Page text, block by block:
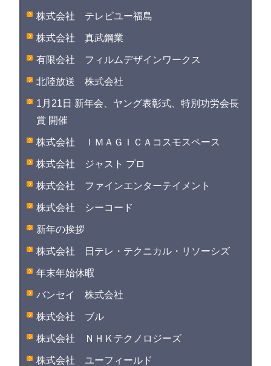
株式会社 テレビユー福島
株式会社 真武鋼業
有限会社 フィルムデザインワークス
北陸放送 株式会社
1月21日 新年会、ヤング表彰式、特別功労会長
賞 開催
株式会社 ＩＭＡＧＩＣＡコスモスペース
株式会社 ジャスト プロ
株式会社 ファインエンターテイメント
株式会社 シーコード
新年の挨拶
株式会社 日テレ・テクニカル・リソーシズ
年末年始休暇
バンセイ 株式会社
株式会社 ブル
株式会社 ＮＨＫテクノロジーズ
株式会社 ユーフィールド